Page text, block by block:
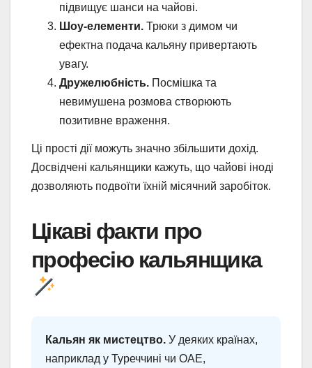
підвищує шанси на чайові.
Шоу-елементи. Трюки з димом чи
ефектна подача кальяну привертають
увагу.
Дружелюбність. Посмішка та
невимушена розмова створюють
позитивне враження.
Ці прості дії можуть значно збільшити дохід.
Досвідчені кальянщики кажуть, що чайові іноді
дозволяють подвоїти їхній місячний заробіток.
Цікаві факти про
професію кальянщика
Кальян як мистецтво. У деяких країнах,
наприклад у Туреччині чи ОАЕ,